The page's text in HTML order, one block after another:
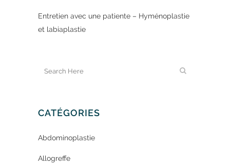
Entretien avec une patiente – Hyménoplastie
et labiaplastie
CATÉGORIES
Abdominoplastie
Allogreffe